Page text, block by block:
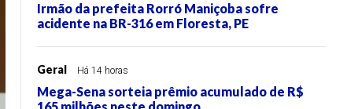
Irmão da prefeita Rorró Maniçoba sofre
acidente na BR-316 em Floresta, PE
Geral Há 14 horas
Mega-Sena sorteia prêmio acumulado de R$